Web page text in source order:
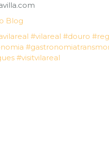
Blog
#vilareal #douro
#visitvilareal